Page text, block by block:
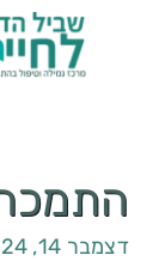
דצמבר 14, 2024